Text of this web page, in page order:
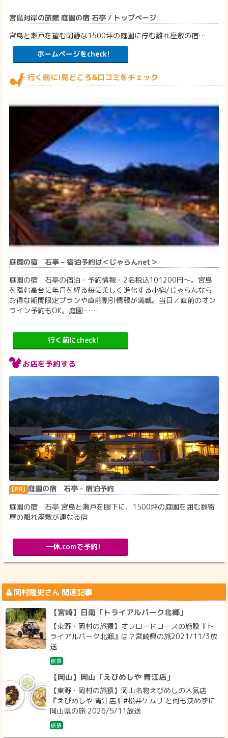
宮島対岸の旅館 庭園の宿 石亭 / トップページ
宮島と瀬戸を望む閑静な1500坪の庭園に佇む離れ座敷の宿…
ホームページをcheck!
行く前に!見どころ&口コミをチェック
庭園の宿 石亭 – 宿泊予約は＜じゃらんnet＞
庭園の宿 石亭の宿泊・予約情報・2名税込101200円～。宮島
を臨む高台に年月を経る毎に美しく進化する小宿/じゃらんなら
お得な期間限定プランや直前割引情報が満載。当日／直前のオン
ライン予約もOK。庭園……
行く前にcheck!
お店を予約する
庭園の宿 石亭 – 宿泊予約
庭園の宿 石亭 宮島と瀬戸を眼下に、1500坪の庭園を囲む数寄
屋の離れ座敷が連なる宿
一休.comで予約!
岡村隆史さん 関連記事
【宮崎】日南「トライアルパーク北郷」
【東野・岡村の旅猿】オフロードコースの施設『ト
ライアルパーク北郷』は？宮崎県の旅2021/11/3放
送
旅猿
【岡山】岡山「えびめしや 青江店」
【東野・岡村の旅猿】岡山名物えびめしの人気店
『えびめしや 青江店』#松井ケムリ と何も決めずに
岡山県の旅 2026/5/11放送
旅猿